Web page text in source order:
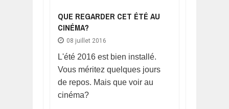
QUE REGARDER CET ÉTÉ AU
CINÉMA?
08 juillet 2016
L'été 2016 est bien installé.
Vous méritez quelques jours
de repos. Mais que voir au
cinéma?